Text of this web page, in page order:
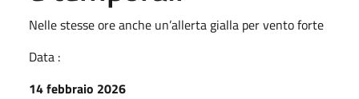
Nelle stesse ore anche un’allerta gialla per vento forte
Data :
14 febbraio 2026